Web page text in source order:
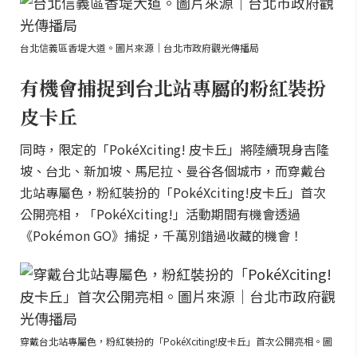
台北信義區香堤大道。圖片來源｜台北市政府觀光傳播局
有機會捕捉到台北站專屬的粉紅裝扮
皮卡丘
同時，限定的「PokéXciting! 皮卡丘」將陸續現身吉隆
坡、台北、新加坡、馬尼拉、曼谷各個城市，而穿戴台
北站專屬色，粉紅裝扮的「PokéXciting!皮卡丘」首次
公開亮相，「PokéXciting!」活動期間有機會透過
《Pokémon GO》捕捉，千萬別錯過收藏的機會！
穿戴台北站專屬色，粉紅裝扮的「PokéXciting!皮卡丘」首次公開亮相。圖